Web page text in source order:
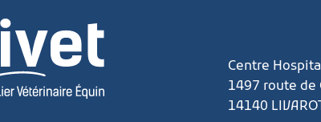
Centre
1497 route de
14140